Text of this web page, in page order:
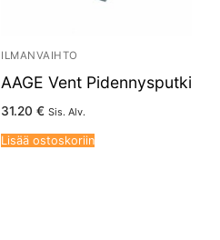
ILMANVAIHTO
AAGE Vent Pidennysputki
31.20 € Sis. Alv.
Lisää ostoskoriin